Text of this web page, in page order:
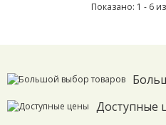
Показано: 1 - 6
Доступные